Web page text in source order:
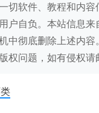
切软件、教程和内
户自负。本站信息
中彻底删除上述内
权问题，如有侵权请